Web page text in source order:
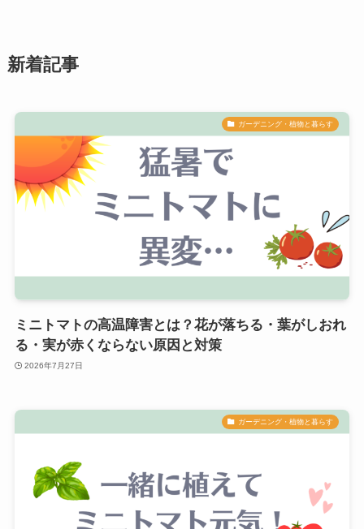
新着記事
ガーデニング・植物と暮らす
ミニトマトの高温障害とは？花が落ちる・葉がしおれ
る・実が赤くならない原因と対策
2026年7月27日
ガーデニング・植物と暮らす